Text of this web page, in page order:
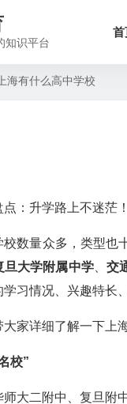
知识平台
首
上海有什么高中学校
点：升学路上不迷茫！
校数量众多，类型
旦大学附属中学、交
习情况、兴趣特长
家详细了解一下上
校”
师大二附中、复旦附